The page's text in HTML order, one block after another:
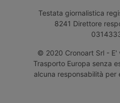
Testata giornalistica
8241 Direttore
© 2020 Cronoart Srl - E'
Trasporto Europa senza
alcuna responsabilità